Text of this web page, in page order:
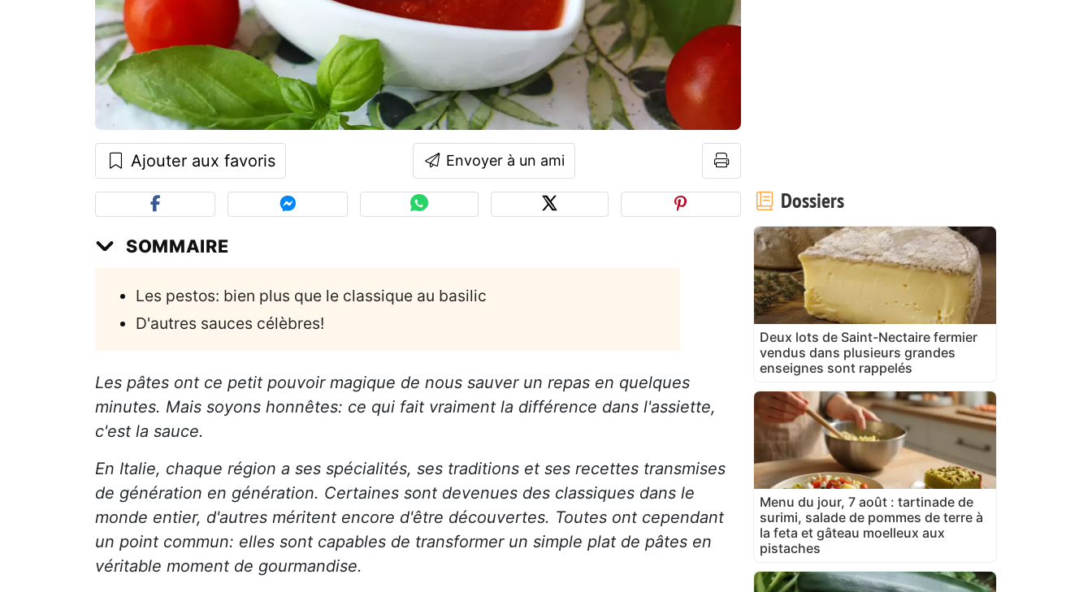
Ajouter aux favoris Envoyer à un ami
SOMMAIRE
Les pestos: bien plus que le classique au basilic
D'autres sauces célèbres!
Les pâtes ont ce petit pouvoir magique de nous sauver un repas en quelques
minutes. Mais soyons honnêtes: ce qui fait vraiment la différence dans l'assiette,
c'est la sauce.
En Italie, chaque région a ses spécialités, ses traditions et ses recettes transmises
de génération en génération. Certaines sont devenues des classiques dans le
monde entier, d'autres méritent encore d'être découvertes. Toutes ont cependant
un point commun: elles sont capables de transformer un simple plat de pâtes en
véritable moment de gourmandise.
Dossiers
Deux lots de Saint-Nectaire fermier
vendus dans plusieurs grandes
enseignes sont rappelés
Menu du jour, 7 août : tartinade de
surimi, salade de pommes de terre à
la feta et gâteau moelleux aux
pistaches